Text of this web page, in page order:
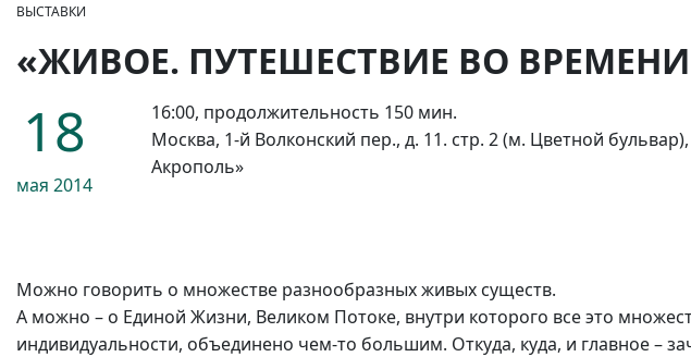
ВЫСТАВКИ
«ЖИВОЕ. ПУТЕШЕСТВИЕ ВО
18
мая 2014
16:00, продолжительность 150 мин.
Москва, 1-й Волконский пер., д. 11. стр. 2 (м. Цветной
Акрополь»
Можно говорить о множестве разнообразных живых существ.
А можно – о Единой Жизни, Великом Потоке, внутри которого все это
индивидуальности, объединено чем-то большим. Откуда, куда, и главное –